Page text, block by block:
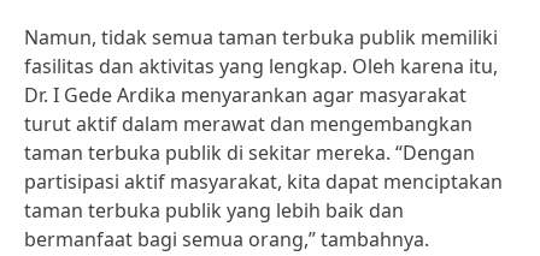
Namun, tidak semua taman terbuka publik memiliki
fasilitas dan aktivitas yang lengkap. Oleh karena itu,
Dr. I Gede Ardika menyarankan agar masyarakat
turut aktif dalam merawat dan mengembangkan
taman terbuka publik di sekitar mereka. “Dengan
partisipasi aktif masyarakat, kita dapat menciptakan
taman terbuka publik yang lebih baik dan
bermanfaat bagi semua orang,” tambahnya.